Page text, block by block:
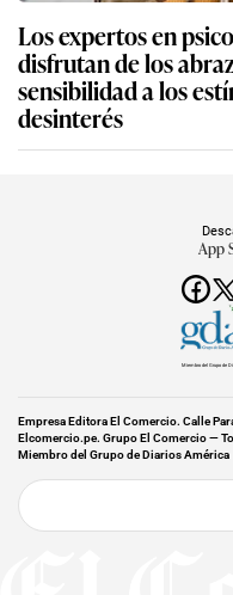
Los expertos en
disfrutan de los
sensibilidad a los
desinterés
App
Miembro del Grupo de
Empresa Editora El Comercio. Calle
Elcomercio.pe. Grupo El Comercio —
Miembro del Grupo de Diarios América